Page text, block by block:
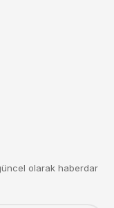
olarak haberdar